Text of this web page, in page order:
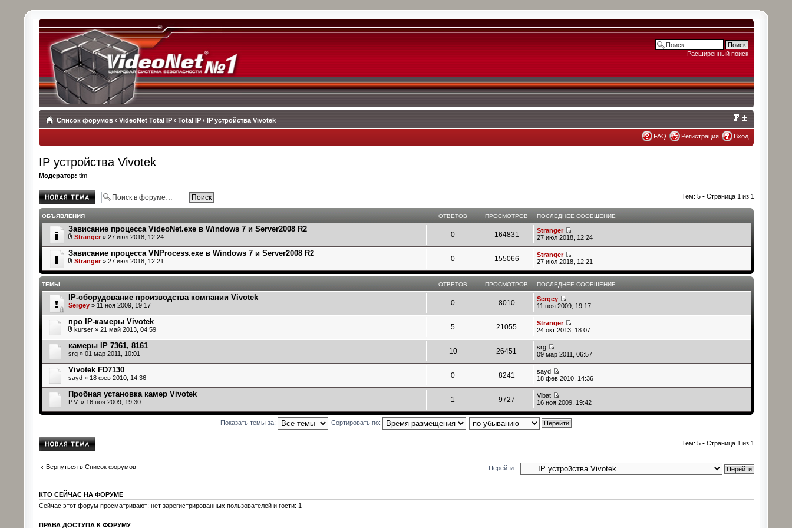
Расширенный поиск
Список форумов ‹ VideoNet Total IP ‹ Total IP ‹ IP устройства Vivotek
FAQ Регистрация Вход
IP устройства Vivotek
Модератор: tim
Начать новую
тему
Тем: 5 • Страница 1 из 1
ОБЪЯВЛЕНИЯ ОТВЕТОВ ПРОСМОТРОВ ПОСЛЕДНЕЕ СООБЩЕНИЕ
Зависание процесса VideoNet.exe в Windows 7 и Server2008 R2
Stranger» 27 июл 2018, 12:24 0 164831
Stranger
27 июл 2018, 12:24
Зависание процесса VNProcess.exe в Windows 7 и Server2008 R2
Stranger» 27 июл 2018, 12:21 0 155066
Stranger
27 июл 2018, 12:21
ТЕМЫ ОТВЕТОВ ПРОСМОТРОВ ПОСЛЕДНЕЕ СООБЩЕНИЕ
IP-оборудованиe производства компании Vivotek
Sergey» 11 ноя 2009, 19:17 0 8010
Sergey
11 ноя 2009, 19:17
про IP-камеры Vivotek
kurser» 21 май 2013, 04:59 5 21055
Stranger
24 окт 2013, 18:07
камеры IP 7361, 8161
srg» 01 мар 2011, 10:01 10 26451
srg
09 мар 2011, 06:57
Vivotek FD7130
sayd» 18 фев 2010, 14:36 0 8241
sayd
18 фев 2010, 14:36
Пробная установка камер Vivotek
P.V. » 16 ноя 2009, 19:30 1 9727
Vibat
16 ноя 2009, 19:42
Показать темы за: Сортировать по:
Начать новую
тему
Тем: 5 • Страница 1 из 1
Вернуться в Список форумов Перейти:
КТО СЕЙЧАС НА ФОРУМЕ
Сейчас этот форум просматривают: нет зарегистрированных пользователей и гости: 1
ПРАВА ДОСТУПА К ФОРУМУ